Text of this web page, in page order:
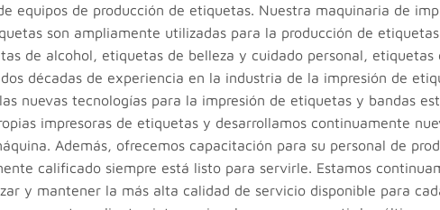
equipos de producción de etiquetas. Nuestra maquinaria de
son ampliamente utilizadas para la producción de
de alcohol, etiquetas de belleza y cuidado personal, etiquetas
décadas de experiencia en la industria de la impresión de
nuevas tecnologías para la impresión de etiquetas y bandas
impresoras de etiquetas y desarrollamos continuamente
Además, ofrecemos capacitación para su personal de
calificado siempre está listo para servirle. Estamos
y mantener la más alta calidad de servicio disponible para